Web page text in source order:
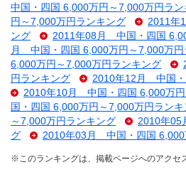
中国・四国 6,000万円～7,000万円ラン
円～7,000万円ランキング
2011年
ング
2011年08月 中国・四国
月 中国・四国 6,000万円～7,000万円
6,000万円～7,000万円ランキング
円ランキング
2010年12月 中国・
2010年10月 中国・四国 6,000万
国・四国 6,000万円～7,000万円ランキ
～7,000万円ランキング
2010年05
グ
2010年03月 中国・四国 6,000
※このランキングは、掲載ページへのアクセ